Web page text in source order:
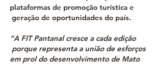
plataformas de promoção turística e
geração de oportunidades do país.
“A FIT Pantanal cresce a cada edição
porque representa a união de esforços
em prol do desenvolvimento de Mato